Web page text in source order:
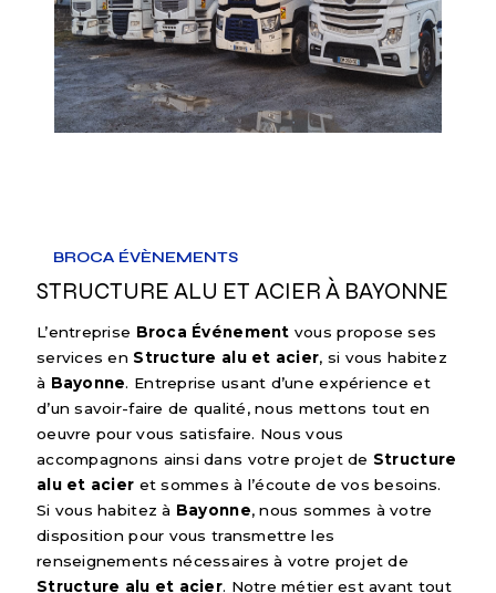
BROCA ÉVÈNEMENTS
STRUCTURE ALU ET ACIER À BAYONNE
L’entreprise Broca Événement vous propose ses
services en Structure alu et acier, si vous habitez
à Bayonne. Entreprise usant d’une expérience et
d’un savoir-faire de qualité, nous mettons tout en
oeuvre pour vous satisfaire. Nous vous
accompagnons ainsi dans votre projet de Structure
alu et acier et sommes à l’écoute de vos besoins.
Si vous habitez à Bayonne, nous sommes à votre
disposition pour vous transmettre les
renseignements nécessaires à votre projet de
Structure alu et acier. Notre métier est avant tout